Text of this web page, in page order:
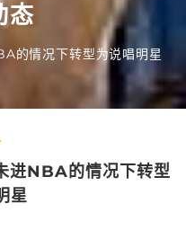
态
的情况下转型为说唱明星
进NBA的情况下转型
星